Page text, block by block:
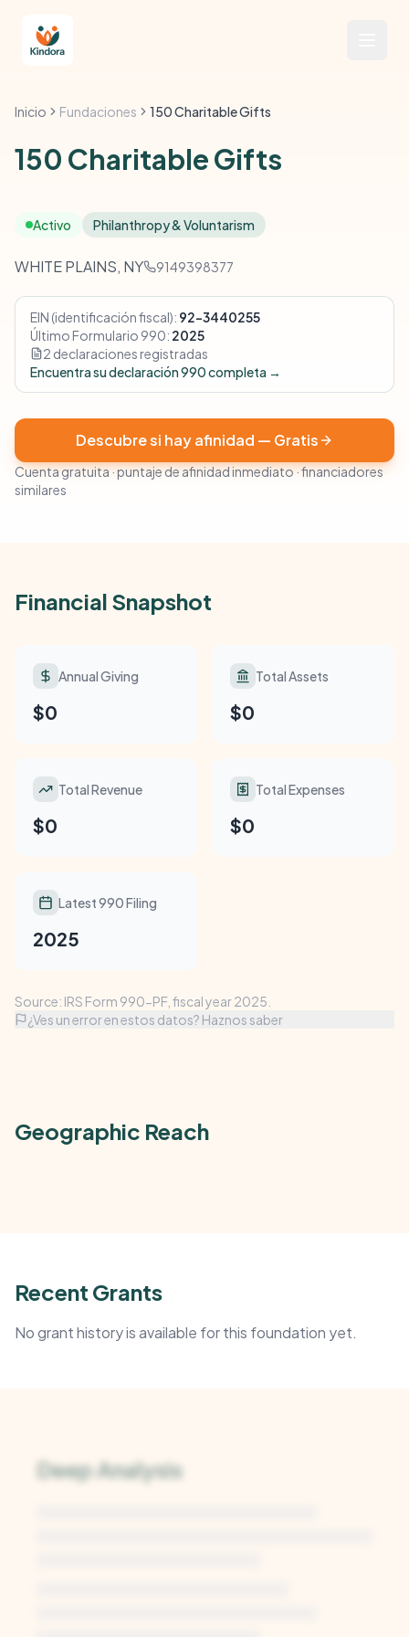
Inicio Fundaciones 150 Charitable Gifts
150 Charitable Gifts
Activo Philanthropy & Voluntarism
WHITE PLAINS, NY 9149398377
EIN (identificación fiscal): 92-3440255
Último Formulario 990: 2025
2 declaraciones registradas
Encuentra su declaración 990 completa →
Descubre si hay afinidad — Gratis
Cuenta gratuita · puntaje de afinidad inmediato · financiadores
similares
Financial Snapshot
Annual Giving
$0
Total Assets
$0
Total Revenue
$0
Total Expenses
$0
Latest 990 Filing
2025
Source: IRS Form 990-PF, fiscal year 2025.
¿Ves un error en estos datos? Haznos saber
Geographic Reach
Recent Grants
No grant history is available for this foundation yet.
Deep Analysis